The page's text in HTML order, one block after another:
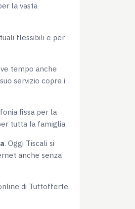
la vasta
flessibili e per
tempo anche
servizio copre i
fissa per la
tutta la famiglia.
. Oggi Tiscali si
anche senza
di Tuttofferte.